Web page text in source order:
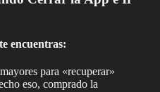
encuentras:
para «recuperar»
eso, comprado la